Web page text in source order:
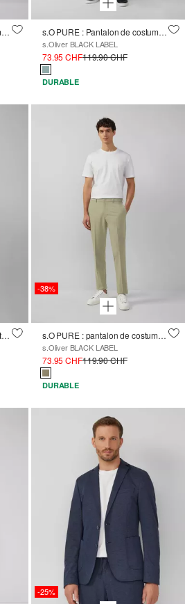
s.O JOGG : Pantalon de costume en jersey piqué bicolore s.O PURE : Pantalon de costume en sergé extensible chiné
s.Oliver BLACK LABEL
73.95 CHF119.90 CHF
DURABLE
s.O PURE : veston en tissu stretch chiné
-38%
s.O PURE : pantalon de costume en matière stretch chinée
s.Oliver BLACK LABEL
73.95 CHF119.90 CHF
DURABLE
-25%